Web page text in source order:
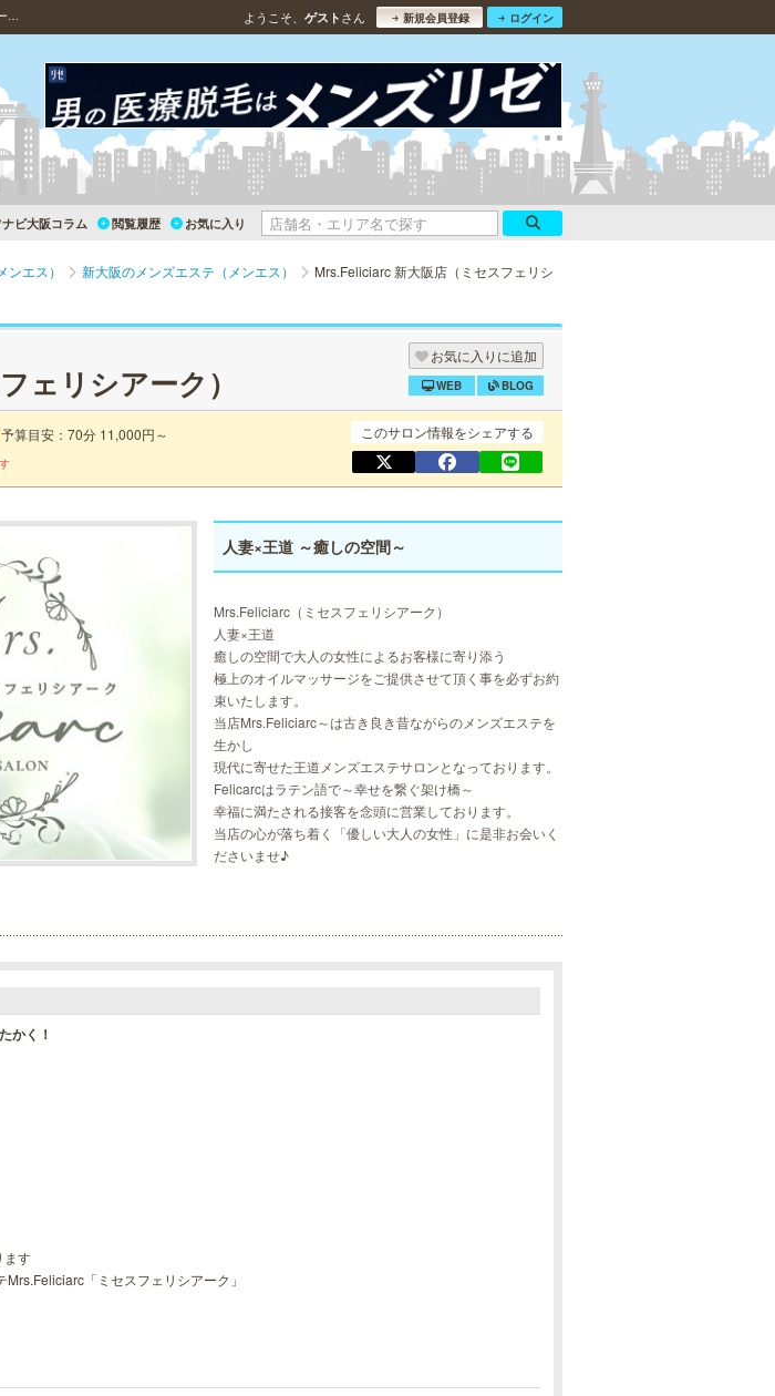
大阪・新大阪・堺筋本町の人気アロマオイルマッサージ「Mrs.Feliciarc 新大阪店（ミセスフェリシアーク）」 ようこそ、 ゲスト さん 新規会員登録 ログイン
ナビ大阪コラム 閲覧履歴 お気に入り
エス） 新大阪のメンズエステ（メンエス）
Mrs.Feliciarc 新大阪店（ミセスフェリシ
ェリシアーク）
お気に入りに追加
WEB BLOG
予算目安：70分 11,000円～
このサロン情報をシェアする
人妻×王道 ～癒しの空間～
Mrs.Feliciarc（ミセスフェリシアーク）
人妻×王道
癒しの空間で大人の女性によるお客様に寄り添う
極上のオイルマッサージをご提供させて頂く事を必ずお約
束いたします。
当店Mrs.Feliciarc～は古き良き昔ながらのメンズエステを
生かし
現代に寄せた王道メンズエステサロンとなっております。
Felicarcはラテン語で～幸せを繋ぐ架け橋～
幸福に満たされる接客を念頭に営業しております。
当店の心が落ち着く「優しい大人の女性」に是非お会いく
ださいませ♪
かく！
ます
「ミセスフェリシアーク」